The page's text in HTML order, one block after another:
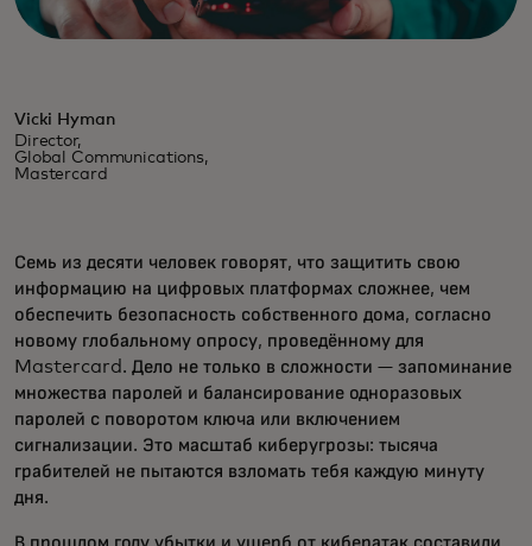
Vicki Hyman
Director,
Global Communications,
Mastercard
Семь из десяти человек говорят, что защитить свою
информацию на цифровых платформах сложнее, чем
обеспечить безопасность собственного дома, согласно
новому глобальному опросу, проведённому для
Mastercard. Дело не только в сложности — запоминание
множества паролей и балансирование одноразовых
паролей с поворотом ключа или включением
сигнализации. Это масштаб киберугрозы: тысяча
грабителей не пытаются взломать тебя каждую минуту
дня.